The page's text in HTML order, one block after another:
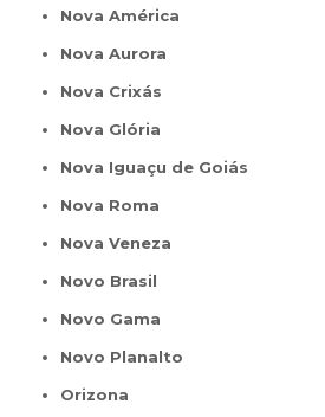
Nova América
Nova Aurora
Nova Crixás
Nova Glória
Nova Iguaçu de Goiás
Nova Roma
Nova Veneza
Novo Brasil
Novo Gama
Novo Planalto
Orizona